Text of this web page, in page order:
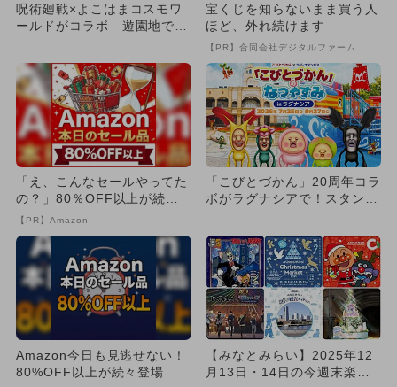
呪術廻戦×よこはまコスモワ
ールドがコラボ 遊園地でス
宝くじを知らないまま買う人
ほど、外れ続けます
【PR】合同会社デジタルファーム
「え、こんなセールやってた
の？」80％OFF以上が続々
登場！Amazonの本気が...
【PR】Amazon
「こびとづかん」20周年コラ
ボがラグナシアで！スタンプ
Amazon今日も見逃せない！
80%OFF以上が続々登場
【みなとみらい】2025年12
月13日・14日の今週末楽し